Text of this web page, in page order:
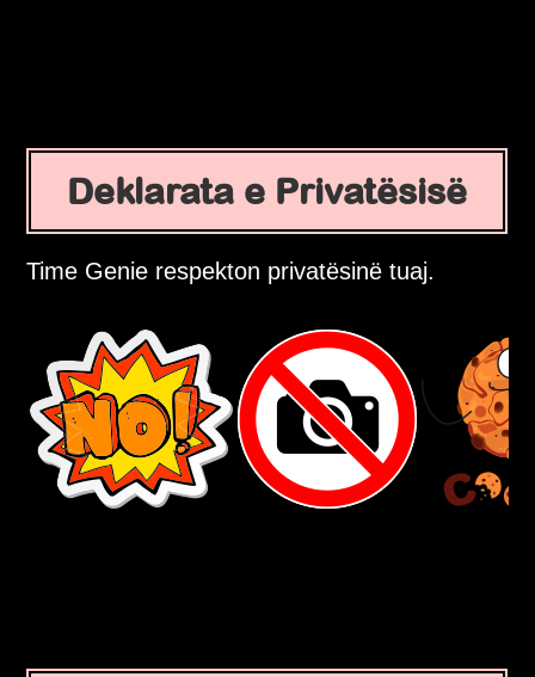
Deklarata e Privatësisë
Time Genie respekton privatësinë tuaj.